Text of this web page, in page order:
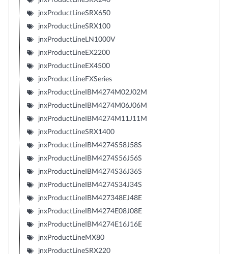
jnxProductLineSRX650
jnxProductLineSRX100
jnxProductLineLN1000V
jnxProductLineEX2200
jnxProductLineEX4500
jnxProductLineFXSeries
jnxProductLineIBM4274M02J02M
jnxProductLineIBM4274M06J06M
jnxProductLineIBM4274M11J11M
jnxProductLineSRX1400
jnxProductLineIBM4274S58J58S
jnxProductLineIBM4274S56J56S
jnxProductLineIBM4274S36J36S
jnxProductLineIBM4274S34J34S
jnxProductLineIBM427348EJ48E
jnxProductLineIBM4274E08J08E
jnxProductLineIBM4274E16J16E
jnxProductLineMX80
jnxProductLineSRX220